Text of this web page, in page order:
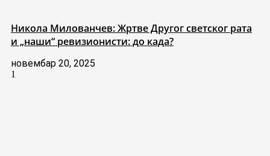
Никола Милованчев: Жртве Другог светског рата
и „наши“ ревизионисти: до када?
новембар 20, 2025